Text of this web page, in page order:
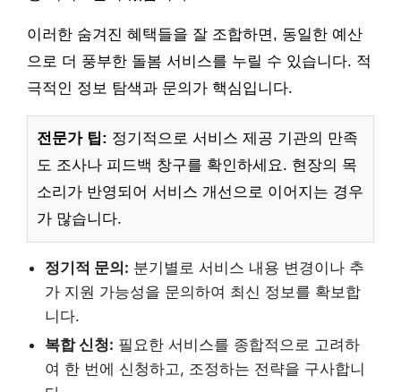
이러한 숨겨진 혜택들을 잘 조합하면, 동일한 예산
으로 더 풍부한 돌봄 서비스를 누릴 수 있습니다. 적
극적인 정보 탐색과 문의가 핵심입니다.
전문가 팁: 정기적으로 서비스 제공 기관의 만족
도 조사나 피드백 창구를 확인하세요. 현장의 목
소리가 반영되어 서비스 개선으로 이어지는 경우
가 많습니다.
정기적 문의: 분기별로 서비스 내용 변경이나 추
가 지원 가능성을 문의하여 최신 정보를 확보합
니다.
복합 신청: 필요한 서비스를 종합적으로 고려하
여 한 번에 신청하고, 조정하는 전략을 구사합니